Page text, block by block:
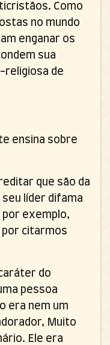
Como
no mundo
enganar os
sua
religiosa de
ensina sobre
que são da
líder difama
por exemplo,
por citarmos
do
pessoa
era nem um
Muito
Ele era